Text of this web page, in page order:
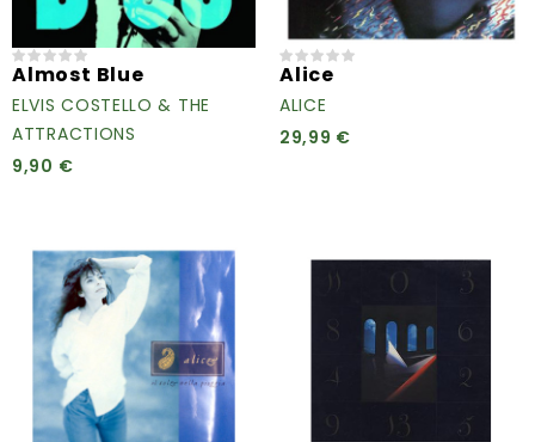
Almost Blue
ELVIS COSTELLO & THE
ATTRACTIONS
9,90 €
Alice
ALICE
29,99 €